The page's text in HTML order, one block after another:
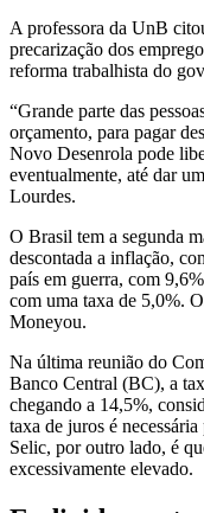
A professora da UnB
precarização dos
reforma trabalhista do
“Grande parte das
orçamento, para pagar
Novo Desenrola pode
eventualmente, até dar
Lourdes.
O Brasil tem a segunda
descontada a inflação,
país em guerra, com
com uma taxa de 5,0%.
Moneyou.
Na última reunião do
Banco Central (BC), a
chegando a 14,5%,
taxa de juros é
Selic, por outro lado, é
excessivamente elevado.